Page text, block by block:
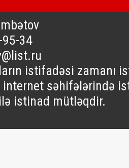
34
istifadəsi zamanı
səhifələrində
istinad mütləqdir.